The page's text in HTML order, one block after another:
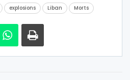
explosions Liban Morts